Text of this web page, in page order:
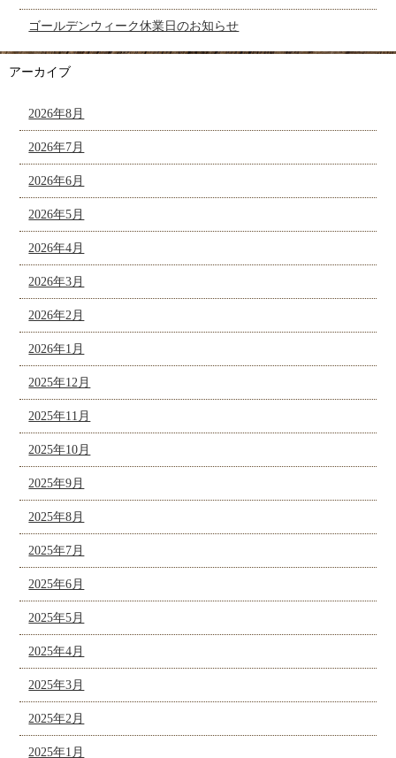
ゴールデンウィーク休業日のお知らせ
アーカイブ
2026年8月
2026年7月
2026年6月
2026年5月
2026年4月
2026年3月
2026年2月
2026年1月
2025年12月
2025年11月
2025年10月
2025年9月
2025年8月
2025年7月
2025年6月
2025年5月
2025年4月
2025年3月
2025年2月
2025年1月